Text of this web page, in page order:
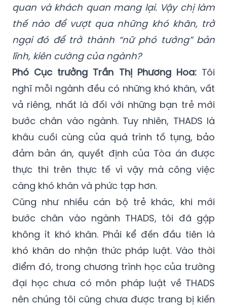
quan và khách quan mang lại. Vậy chị làm
thế nào để vượt qua những khó khăn, trở
ngại đó để trở thành “nữ phó tướng” bản
lĩnh, kiên cường của ngành?
Phó Cục trưởng Trần Thị Phương Hoa:Tôi
nghĩ mỗi ngành đều có những khó khăn, vất
vả riêng, nhất là đối với những bạn trẻ mới
bước chân vào ngành. Tuy nhiên, THADS là
khâu cuối cùng của quá trình tố tụng, bảo
đảm bản án, quyết định của Tòa án được
thực thi trên thực tế vì vậy mà công việc
càng khó khăn và phức tạp hơn.
Cũng như nhiều cán bộ trẻ khác, khi mới
bước chân vào ngành THADS, tôi đã gặp
không ít khó khăn. Phải kể đến đầu tiên là
khó khăn do nhận thức pháp luật. Vào thời
điểm đó, trong chương trình học của trường
đại học chưa có môn pháp luật về THADS
nên chúng tôi cũng chưa được trang bị kiến